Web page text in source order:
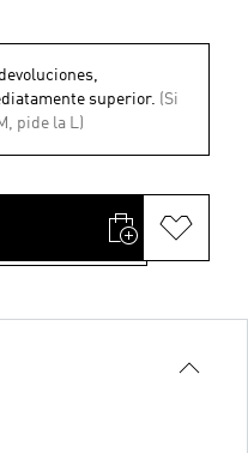
superior. (Si
pide la L)